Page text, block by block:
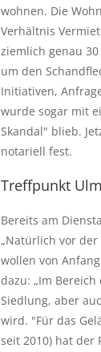
wohnen. Die
Verhältnis
ziemlich genau
um den
Initiativen,
wurde sogar mit
Skandal" blieb.
notariell fest.
Treffpunkt
Bereits am
„Natürlich vor
wollen von
dazu: „Im
Siedlung, aber
wird. "Für das
seit 2010) hat der